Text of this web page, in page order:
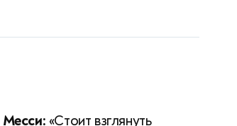
«Стоит взглянуть